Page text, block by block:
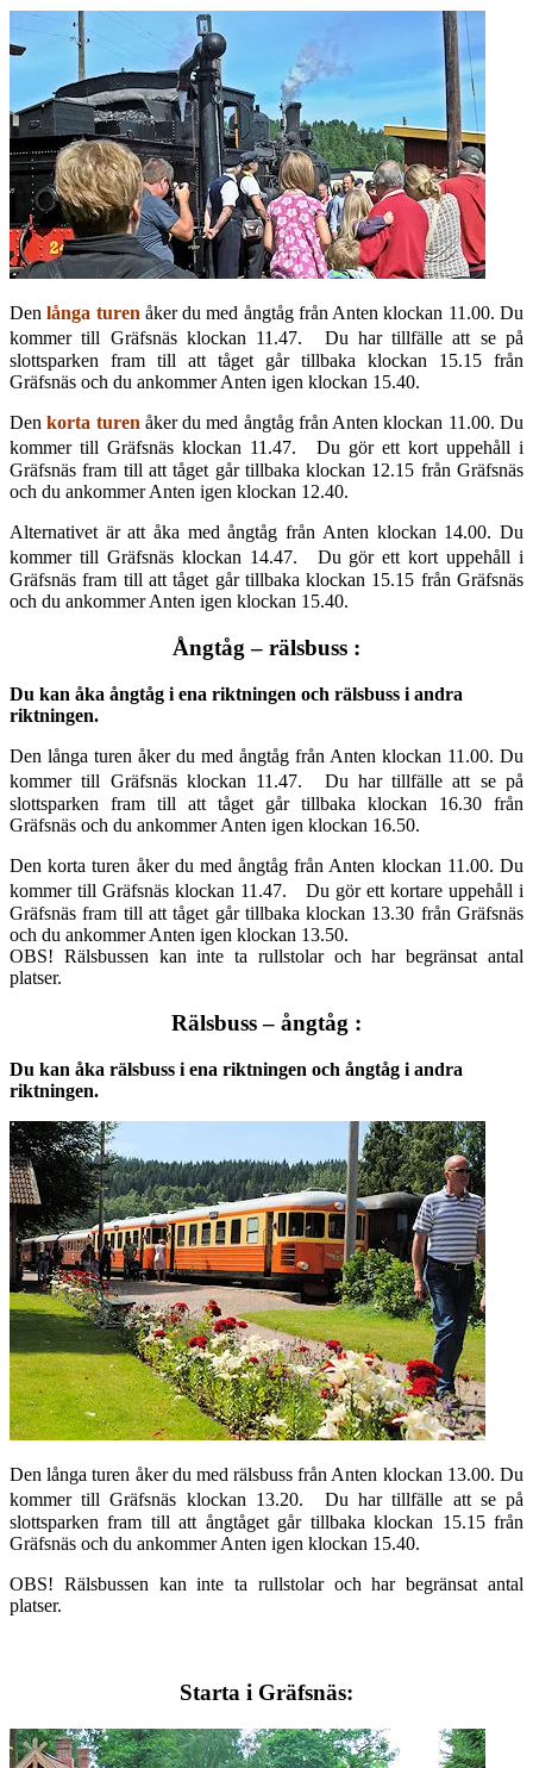
Denlånga turen åker du med ångtåg från Anten klockan 11.00. Du
kommer till Gräfsnäs klockan 11.47. Du har tillfälle att se på
slottsparken fram till att tåget går tillbaka klockan 15.15 från
Gräfsnäs och du ankommer Anten igen klockan 15.40.
Denkorta turen åker du med ångtåg från Anten klockan 11.00. Du
kommer till Gräfsnäs klockan 11.47. Du gör ett kort uppehåll i
Gräfsnäs fram till att tåget går tillbaka klockan 12.15 från Gräfsnäs
och du ankommer Anten igen klockan 12.40.
Alternativet är att åka med ångtåg från Anten klockan 14.00. Du
kommer till Gräfsnäs klockan 14.47. Du gör ett kort uppehåll i
Gräfsnäs fram till att tåget går tillbaka klockan 15.15 från Gräfsnäs
och du ankommer Anten igen klockan 15.40.
Ångtåg – rälsbuss :
Du kan åka ångtåg i ena riktningen och rälsbuss i andra
riktningen.
Den långa turen åker du med ångtåg från Anten klockan 11.00. Du
kommer till Gräfsnäs klockan 11.47. Du har tillfälle att se på
slottsparken fram till att tåget går tillbaka klockan 16.30 från
Gräfsnäs och du ankommer Anten igen klockan 16.50.
Den korta turen åker du med ångtåg från Anten klockan 11.00. Du
kommer till Gräfsnäs klockan 11.47. Du gör ett kortare uppehåll i
Gräfsnäs fram till att tåget går tillbaka klockan 13.30 från Gräfsnäs
och du ankommer Anten igen klockan 13.50.
OBS! Rälsbussen kan inte ta rullstolar och har begränsat antal
platser.
Rälsbuss – ångtåg :
Du kan åka rälsbuss i ena riktningen och ångtåg i andra
riktningen.
Den långa turen åker du med rälsbuss från Anten klockan 13.00. Du
kommer till Gräfsnäs klockan 13.20. Du har tillfälle att se på
slottsparken fram till att ångtåget går tillbaka klockan 15.15 från
Gräfsnäs och du ankommer Anten igen klockan 15.40.
OBS! Rälsbussen kan inte ta rullstolar och har begränsat antal
platser.
Starta i Gräfsnäs: